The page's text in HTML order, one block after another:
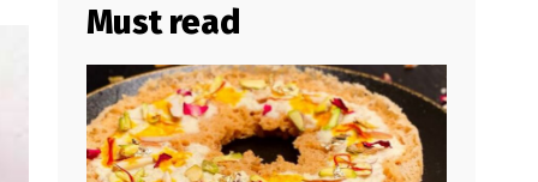
Must read